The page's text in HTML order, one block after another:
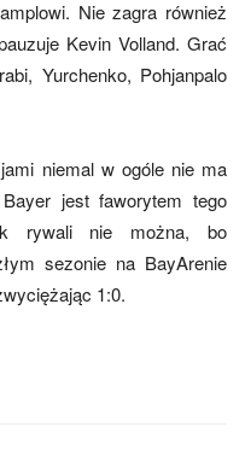
Nie zagra również
Kevin Volland. Grać
Yurchenko, Pohjanpalo
niemal w ogóle nie ma
jest faworytem tego
rywali nie można, bo
sezonie na BayArenie
1:0.